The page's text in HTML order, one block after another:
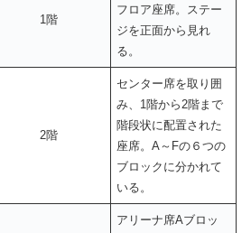
1階
フロア座席。ステー
ジを正面から見れ
る。
2階
センター席を取り囲
み、1階から2階まで
階段状に配置された
座席。A～Fの６つの
ブロックに分かれて
いる。
アリーナ席Aブロッ